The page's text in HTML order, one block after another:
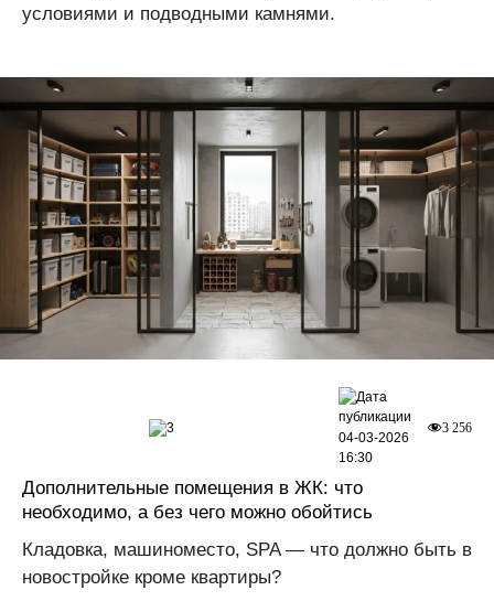
условиями и подводными камнями.
Дополнительные помещения в ЖК: что
необходимо, а без чего можно обойтись
Кладовка, машиноместо, SPA — что должно быть в
новостройке кроме квартиры?
3 3 256
04-03-2026
16:30